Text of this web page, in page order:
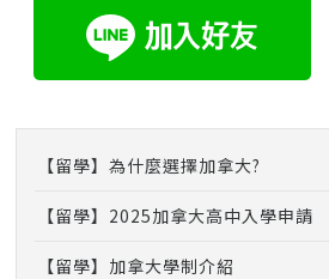
【留學】為什麼選擇加拿大?
【留學】2025加拿大高中入學申請
【留學】加拿大學制介紹